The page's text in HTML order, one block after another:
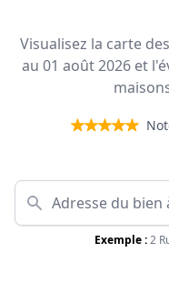
Visualisez la carte
au 01 août 2026 et
Exemple :2